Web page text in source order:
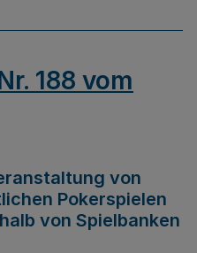
188 vom
von
Pokerspielen
von Spielbanken